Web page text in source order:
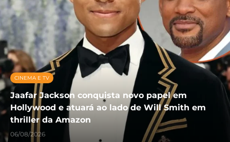
CINEMA E TV
Jaafar Jackson conquista novo papel em
Hollywood e atuará ao lado de Will Smith em
thriller da Amazon
06/08/2026